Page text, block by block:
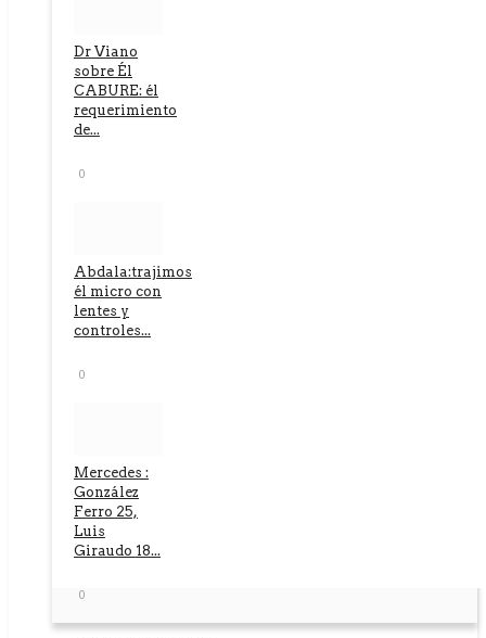
Dr Viano
sobre Él
CABURE: él
requerimiento
de...
0
Abdala:trajimos
él micro con
lentes y
controles...
0
Mercedes :
González
Ferro 25,
Luis
Giraudo 18...
0